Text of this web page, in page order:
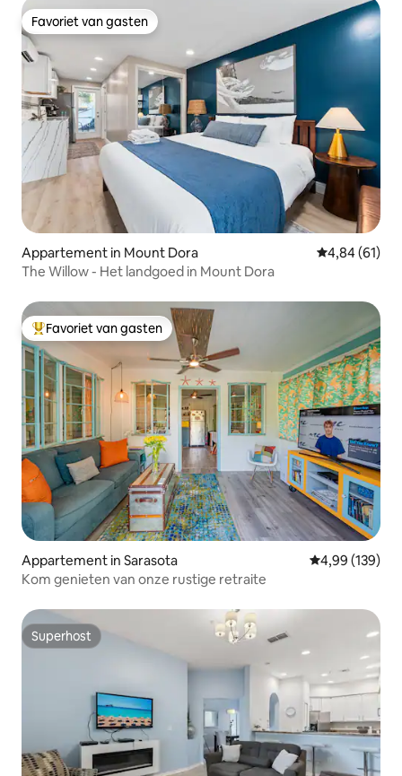
Favoriet van gasten
Favoriet van gasten
Appartement in Mount Dora Gemiddelde
4,84 (61)
The Willow - Het landgoed in Mount Dora
Topfavoriet van gasten
Favoriet van gasten
Appartement in Sarasota Gemiddelde
4,99 (139)
Kom genieten van onze rustige retraite
Superhost
Superhost